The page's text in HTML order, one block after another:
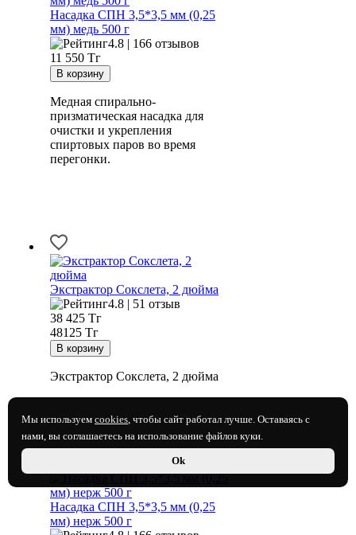
Насадка СПН 3,5*3,5 мм (0,25
мм) медь 500 г
4.8 | 166 отзывов
11 550 Тг
Медная спирально-
призматическая насадка для
очистки и укрепления
спиртовых паров во время
перегонки.
Экстрактор Сокслета, 2 дюйма
4.8 | 51 отзыв
38 425 Тг
48125 Тг
Экстрактор Сокслета, 2 дюйма
Насадка СПН 3,5*3,5 мм (0,25
мм) нерж 500 г
Мы используем cookies, чтобы сайт работал лучше. Оставаясь с
нами, вы соглашаетесь на использование файлов куки.
Ok